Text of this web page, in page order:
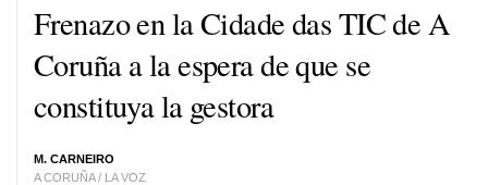
Frenazo en la Cidade das TIC de A
Coruña a la espera de que se
constituya la gestora
M. CARNEIRO
A CORUÑA / LA VOZ